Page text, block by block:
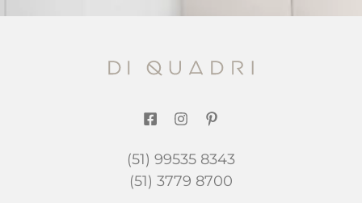
(51) 99535 8343
(51) 3779 8700